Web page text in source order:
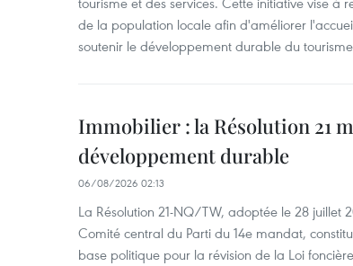
de la population locale afin d'améliorer
soutenir le développement durable du
Immobilier : la Résolution 21
développement durable
06/08/2026 02:13
La Résolution 21-NQ/TW, adoptée le 28 juillet
Comité central du Parti du 14e mandat,
base politique pour la révision de la Loi